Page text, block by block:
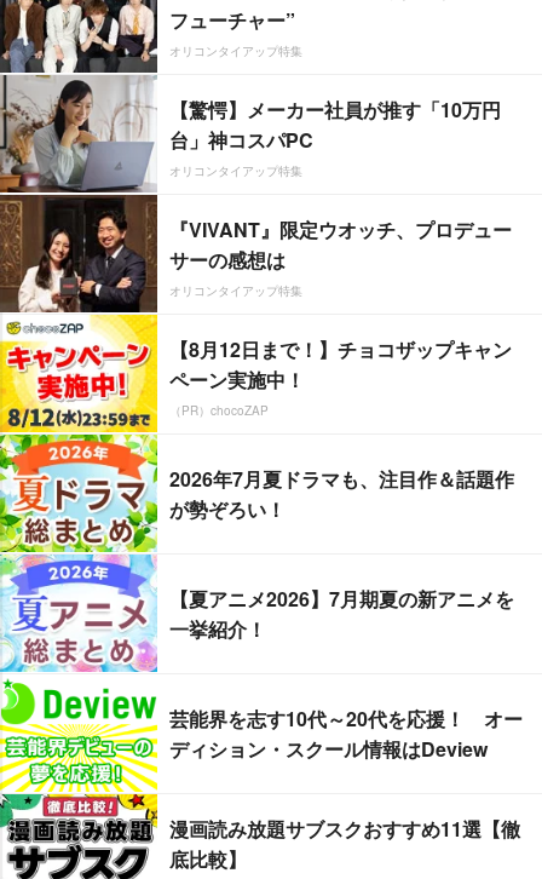
フューチャー”
オリコンタイアップ特集
【驚愕】メーカー社員が推す「10万円
台」神コスパPC
オリコンタイアップ特集
『VIVANT』限定ウオッチ、プロデュー
サーの感想は
オリコンタイアップ特集
【8月12日まで！】チョコザップキャン
ペーン実施中！
（PR）chocoZAP
2026年7月夏ドラマも、注目作＆話題作
が勢ぞろい！
【夏アニメ2026】7月期夏の新アニメを
一挙紹介！
芸能界を志す10代～20代を応援！ オー
ディション・スクール情報はDeview
漫画読み放題サブスクおすすめ11選【徹
底比較】